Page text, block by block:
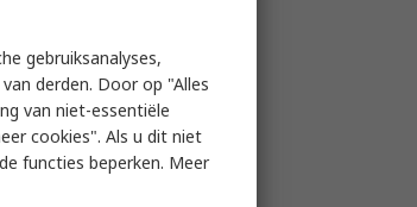
gebruiksanalyses,
derden. Door op "Alles
van niet-essentiële
cookies". Als u dit niet
functies beperken. Meer